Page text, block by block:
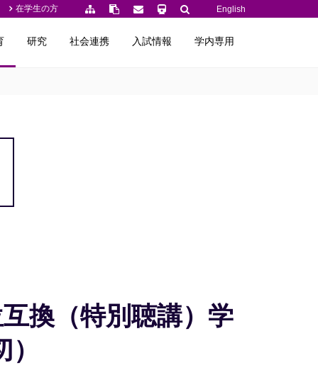
在学生の方 English
研究 社会連携 入試情報 学内専用
換（特別聴講）学